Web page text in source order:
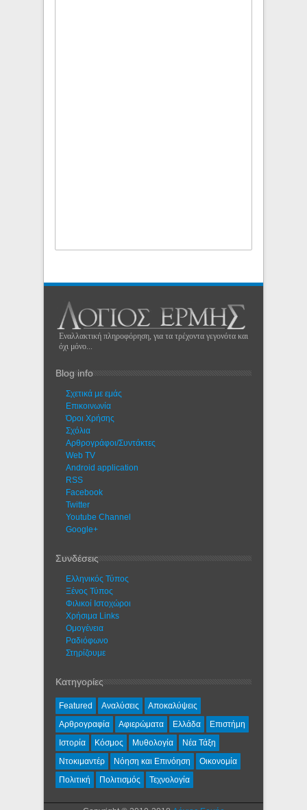
Εναλλακτική πληροφόρηση, για τα τρέχοντα γεγονότα και
όχι μόνο...
Blog info
Σχετικά με εμάς
Eπικοινωνία
Όροι Χρήσης
Σχόλια
Αρθρογράφοι/Συντάκτες
Web TV
Android application
RSS
Facebook
Twitter
Youtube Channel
Google+
Συνδέσεις
Ελληνικός Τύπος
Ξένος Τύπος
Φιλικοί Ιστοχώροι
Χρήσιμα Links
Ομογένεια
Ραδιόφωνο
Στηρίζουμε
Κατηγορίες
Featured Αναλύσεις
Αποκαλύψεις
Αρθρογραφία
Αφιερώματα Ελλάδα
Επιστήμη
Ιστορία
Κόσμος Μυθολογία
Νέα Τάξη
Ντοκιμαντέρ
Νόηση και Επινόηση
Οικονομία
Πολιτική
Πολιτισμός Τεχνολογία